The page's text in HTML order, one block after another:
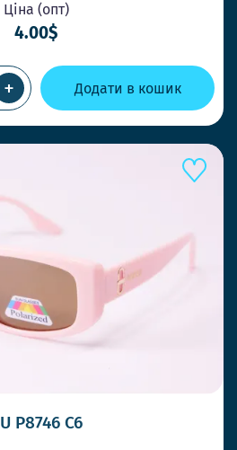
Ціна (опт)
4.00$
+ Додати в кошик
P8746 C6